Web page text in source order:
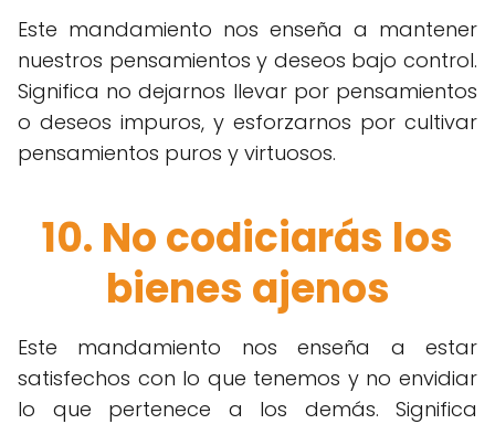
Este mandamiento nos enseña a mantener
nuestros pensamientos y deseos bajo control.
Significa no dejarnos llevar por pensamientos
o deseos impuros, y esforzarnos por cultivar
pensamientos puros y virtuosos.
10. No codiciarás los
bienes ajenos
Este mandamiento nos enseña a estar
satisfechos con lo que tenemos y no envidiar
lo que pertenece a los demás. Significa